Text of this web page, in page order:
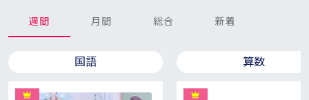
週間 月間 総合 新着
国語 算数